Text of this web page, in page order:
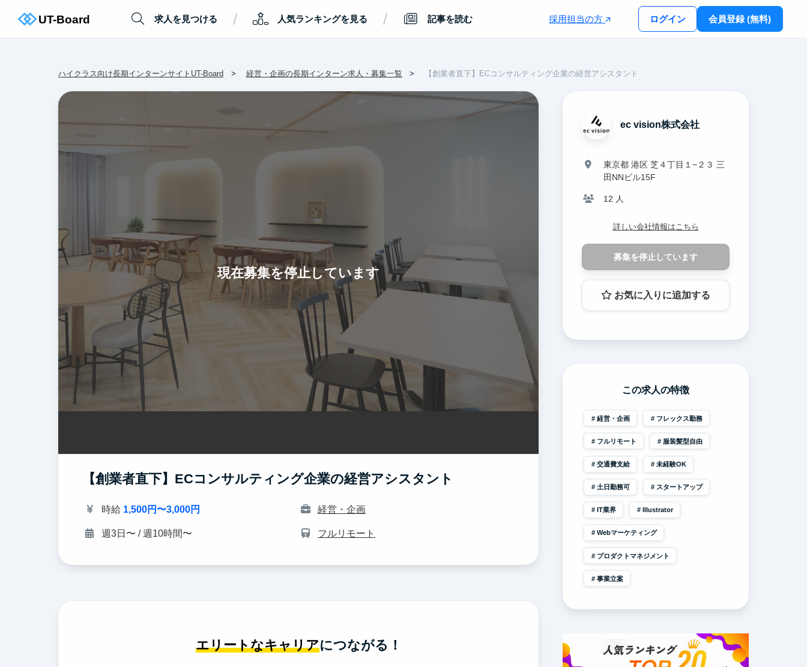
求人を見つける / 人気ランキングを見る / 記事を読む 採用担当の方 ログイン 会員登録 (無料)
ハイクラス向け長期インターンサイトUT-Board 経営・企画の長期インターン求人・募集一覧 【創業者直下】ECコンサルティング企業の経営アシスタント
現在募集を停止しています
【創業者直下】ECコンサルティング企業の経営アシスタント
時給 1,500円〜3,000円 経営・企画
週3日〜 / 週10時間〜 フルリモート
エリートなキャリアにつながる！
ec vision株式会社
東京都 港区 芝４丁目１−２３ 三
田NNビル15F
12 人
詳しい会社情報はこちら
募集を停止しています
お気に入りに追加する
この求人の特徴
経営・企画 フレックス勤務
フルリモート 服装髪型自由
交通費支給 未経験OK
土日勤務可 スタートアップ
IT業界 Illustrator
Webマーケティング
プロダクトマネジメント
事業立案